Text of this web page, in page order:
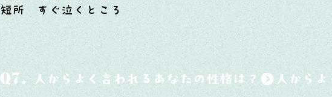
短所 すぐ泣くところ
Q7. 人からよく言われるあなたの性格は？